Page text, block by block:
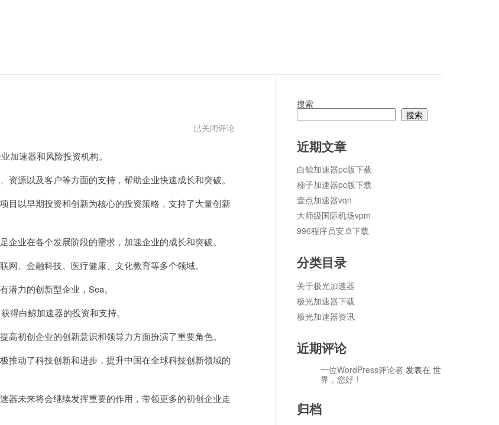
白
pc
版
载
已关闭评论
速器和风险投资机构。
源以及客户等方面的支持，帮助企业快速成长和突破。
以早期投资和创新为核心的投资策略，支持了大量创新
业在各个发展阶段的需求，加速企业的成长和突破。
、金融科技、医疗健康、文化教育等多个领域。
力的创新型企业，Sea。
白鲸加速器的投资和支持。
初创企业的创新意识和领导力方面扮演了重要角色。
动了科技创新和进步，提升中国在全球科技创新领域的
未来将会继续发挥重要的作用，带领更多的初创企业走
搜索
搜索
近期文章
白鲸加速器pc版下载
梯子加速器pc版下载
壹点加速器vqn
大师级国际机场vpm
996程序员安卓下载
分类目录
关于极光加速器
极光加速器下载
极光加速器资讯
近期评论
一位WordPress评论者 发表在 世
界，您好！
归档